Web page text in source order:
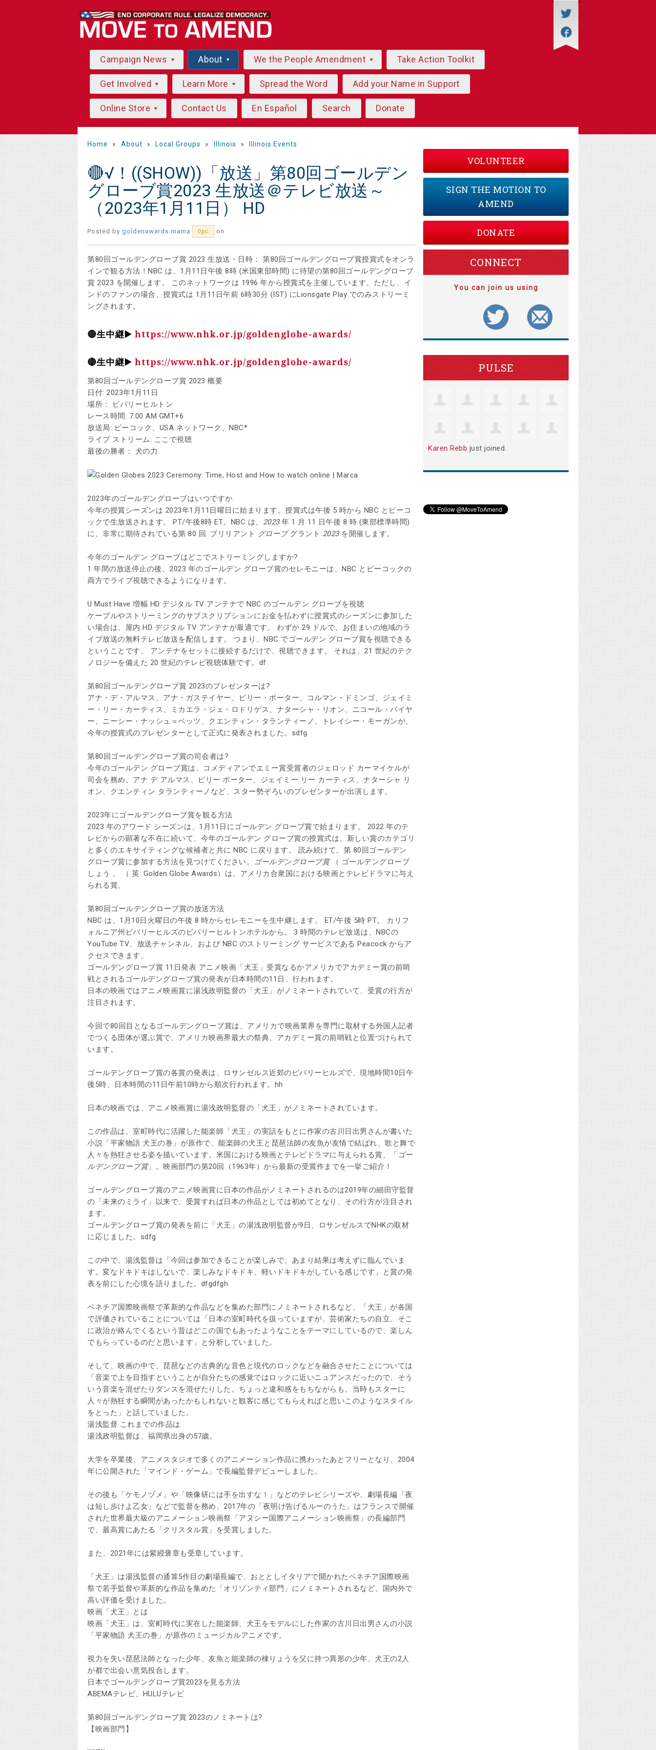
Campaign News About We the People Amendment Take Action Toolkit
Get Involved Learn More Spread the Word Add your Name in Support
Online Store Contact Us En Español Search Donate
Home » About » Local Groups » Illinois » Illinois Events
🔴√！((SHOW))「放送」第80回ゴールデン
グローブ賞2023 生放送＠テレビ放送～
（2023年1月11日） HD
Posted by goldenawards mama 0pc on
第80回ゴールデングローブ賞 2023 生放送・日時： 第80回ゴールデングローブ賞授賞式をオンラ
インで観る方法！NBC は、1月11日午後 8時 (米国東部時間) に待望の第80回ゴールデングローブ
賞 2023 を開催します。 このネットワークは 1996 年から授賞式を主催しています。ただし、イ
ンドのファンの場合、授賞式は 1月11日午前 6時30分 (IST) にLionsgate Play でのみストリーミ
ングされます。
🔴生中継▶️ https://www.nhk.or.jp/goldenglobe-awards/
🔴生中継▶️ https://www.nhk.or.jp/goldenglobe-awards/
第80回ゴールデングローブ賞 2023 概要
日付: 2023年1月11日
場所： ビバリーヒルトン
レース時間: 7:00 AM GMT+6
放送局: ピーコック、USA ネットワーク、NBC*
ライブ ストリーム: ここで視聴
最後の勝者： 犬の力
2023年のゴールデングローブはいつですか.
今年の授賞シーズンは 2023年1月11日曜日に始まります。授賞式は午後 5 時から NBC とピーコ
ックで生放送されます。 PT/午後8時 ET。 NBC は、 2023年 1 月 11 日午後 8 時 (東部標準時間)
に、非常に期待されている第 80 回. ブリリアント
グローブグラント 2023を開催します。
今年のゴールデン グローブはどこでストリーミングしますか?
1 年間の放送停止の後、2023 年のゴールデン グローブ賞のセレモニーは、NBC とピーコックの
両方でライブ視聴できるようになります。
U Must Have 増幅 HD デジタル TV アンテナで NBC のゴールデン グローブを視聴
ケーブルやストリーミングのサブスクリプションにお金を払わずに授賞式のシーズンに参加した
い場合は、屋内 HD デジタル TV アンテナが最適です。 わずか 29 ドルで、お住まいの地域のラ
イブ放送の無料テレビ放送を配信します。 つまり、NBC でゴールデン グローブ賞を視聴できる
ということです。 アンテナをセットに接続するだけで、視聴できます。 それは、21 世紀のテク
ノロジーを備えた 20 世紀のテレビ視聴体験です。df
第80回ゴールデングローブ賞 2023のプレゼンターは?
アナ・デ・アルマス、アナ・ガステイヤー、ビリー・ポーター、コルマン・ドミンゴ、ジェイミ
ー・リー・カーティス、ミカエラ・ジェ・ロドリゲス、ナターシャ・リオン、ニコール・バイヤ
ー、ニーシー・ナッシュ＝ベッツ、クエンティン・タランティーノ、トレイシー・モーガンが、
今年の授賞式のプレゼンターとして正式に発表されました。sdfg
第80回ゴールデングローブ賞の司会者は?
今年のゴールデン グローブ賞は、コメディアンでエミー賞受賞者のジェロッド カーマイケルが
司会を務め、アナ デ アルマス、ビリー ポーター、ジェイミー リー カーティス、ナターシャ リ
オン、クエンティン タランティーノなど、スター勢ぞろいのプレゼンターが出演します。
2023年にゴールデングローブ賞を観る方法
2023 年のアワード シーズンは、1月11日にゴールデン グローブ賞で始まります。 2022 年のテ
レビからの顕著な不在に続いて、今年のゴールデン グローブ賞の授賞式は、新しい賞のカテゴリ
と多くのエキサイティングな候補者と共に NBC に戻ります。 読み続けて、第 80回ゴールデン
グローブ賞に参加する方法を見つけてください。
ゴールデングローブ賞（ ゴールデングローブ
しょう 、 （ 英: Golden Globe Awards）は、アメリカ合衆国における映画とテレビドラマに与え
られる賞。
第80回ゴールデングローブ賞の放送方法
NBC は、1月10日火曜日の午後 8 時からセレモニーを生中継します。 ET/午後 5時 PT。 カリフ
ォルニア州ビバリーヒルズのビバリーヒルトンホテルから。 3 時間のテレビ放送は、NBCの
YouTube TV、放送チャンネル、および NBC のストリーミング サービスである Peacock からア
クセスできます。
ゴールデングローブ賞 11日発表 アニメ映画「犬王」受賞なるかアメリカでアカデミー賞の前哨
戦とされるゴールデングローブ賞の発表が日本時間の11日、行われます。
日本の映画ではアニメ映画賞に湯浅政明監督の「犬王」がノミネートされていて、受賞の行方が
注目されます。
今回で80回目となるゴールデングローブ賞は、アメリカで映画業界を専門に取材する外国人記者
でつくる団体が選ぶ賞で、アメリカ映画界最大の祭典、アカデミー賞の前哨戦と位置づけられて
います。
ゴールデングローブ賞の各賞の発表は、ロサンゼルス近郊のビバリーヒルズで、現地時間10日午
後5時、日本時間の11日午前10時から順次行われます。hh
日本の映画では、アニメ映画賞に湯浅政明監督の「犬王」がノミネートされています。
この作品は、室町時代に活躍した能楽師「犬王」の実話をもとに作家の古川日出男さんが書いた
小説「平家物語 犬王の巻」が原作で、能楽師の犬王と琵琶法師の友魚が友情で結ばれ、歌と舞で
人々を熱狂させる姿を描いています。 米国における映画とテレビドラマに与えられる賞、「 ゴー
ルデングローブ賞」。映画部門の第20回（1963年）から最新の受賞作までを一挙ご紹介！
ゴールデングローブ賞のアニメ映画賞に日本の作品がノミネートされるのは2019年の細田守監督
の「未来のミライ」以来で、受賞すれば日本の作品としては初めてとなり、その行方が注目され
ます。
ゴールデングローブ賞の発表を前に「犬王」の湯浅政明監督が9日、ロサンゼルスでNHKの取材
に応じました。sdfg
この中で、湯浅監督は「今回は参加できることが楽しみで、あまり結果は考えずに臨んでいま
す。変なドキドキはしないで、楽しみなドキドキ、軽いドキドキがしている感じです」と賞の発
表を前にした心境を語りました。dfgdfgh
ベネチア国際映画祭で革新的な作品などを集めた部門にノミネートされるなど、「犬王」が各国
で評価されていることについては「日本の室町時代を扱っていますが、芸術家たちの自立、そこ
に政治が絡んでくるという昔はどこの国でもあったようなことをテーマにしているので、楽しん
でもらっているのだと思います」と分析していました。
そして、映画の中で、琵琶などの古典的な音色と現代のロックなどを融合させたことについては
「音楽で上を目指すということが自分たちの感覚ではロックに近いニュアンスだったので、そう
いう音楽を混ぜたりダンスを混ぜたりした。ちょっと違和感をもちながらも、当時もスターに
人々が熱狂する瞬間があったかもしれないと観客に感じてもらえればと思いこのようなスタイル
をとった」と話していました。
湯浅監督 これまでの作品は
湯浅政明監督は、福岡県出身の57歳。
大学を卒業後、アニメスタジオで多くのアニメーション作品に携わったあとフリーとなり、2004
年に公開された「マインド・ゲーム」で長編監督デビューしました。
その後も「ケモノヅメ」や「映像研には手を出すな！」などのテレビシリーズや、劇場長編「夜
は短し歩けよ乙女」などで監督を務め、2017年の「夜明け告げるルーのうた」はフランスで開催
された世界最大級のアニメーション映画祭「アヌシー国際アニメーション映画祭」の長編部門
で、最高賞にあたる「クリスタル賞」を受賞しました。
また、2021年には紫綬褒章も受章しています。
「犬王」は湯浅監督の通算5作目の劇場長編で、おととしイタリアで開かれたベネチア国際映画
祭で若手監督や革新的な作品を集めた「オリゾンティ部門」にノミネートされるなど、国内外で
高い評価を受けました。
映画「犬王」とは
映画「犬王」は、室町時代に実在した能楽師、犬王をモデルにした作家の古川日出男さんの小説
「平家物語 犬王の巻」が原作のミュージカルアニメです。
視力を失い琵琶法師となった少年、友魚と能楽師の棟りょうを父に持つ異形の少年、犬王の2人
が都で出会い意気投合します。
日本でゴールデングローブ賞2023を見る方法
ABEMAテレビ、HULUテレビ
第80回ゴールデングローブ賞 2023のノミネートは?
【映画部門】
VOLUNTEER
SIGN THE MOTION TO
AMEND
DONATE
CONNECT
You can join us using
PULSE
Karen Rebb just joined.